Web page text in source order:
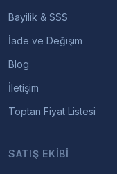
Bayilik & SSS
İade ve Değişim
Blog
İletişim
Toptan Fiyat Listesi
SATIŞ EKIBI